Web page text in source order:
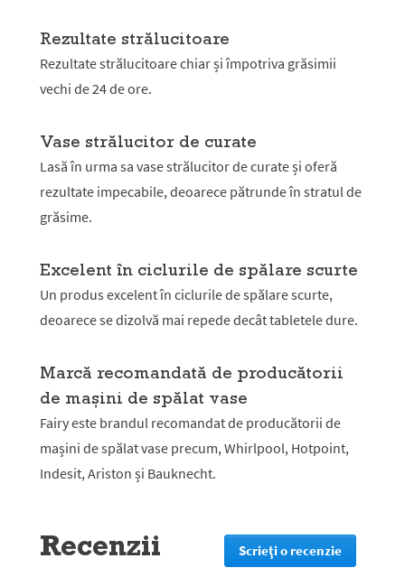
Rezultate strălucitoare
Rezultate strălucitoare chiar și împotriva grăsimii
vechi de 24 de ore.
Vase strălucitor de curate
Lasă în urma sa vase strălucitor de curate și oferă
rezultate impecabile, deoarece pătrunde în stratul de
grăsime.
Excelent în ciclurile de spălare scurte
Un produs excelent în ciclurile de spălare scurte,
deoarece se dizolvă mai repede decât tabletele dure.
Marcă recomandată de producătorii
de mașini de spălat vase
Fairy este brandul recomandat de producătorii de
mașini de spălat vase precum, Whirlpool, Hotpoint,
Indesit, Ariston și Bauknecht.
Recenzii Scrieţi o recenzie
Prin